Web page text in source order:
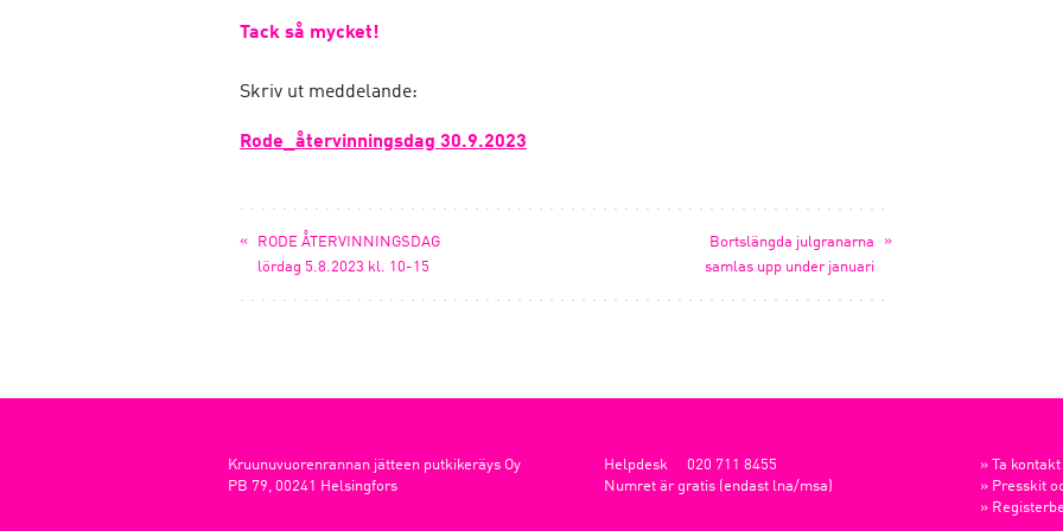
Tack så mycket!
Skriv ut meddelande:
Rode_återvinningsdag 30.9.2023
«
RODE ÅTERVINNINGSDAG
lördag 5.8.2023 kl. 10-15
Bortslängda julgranarna
samlas upp under januari
»
Kruunuvuorenrannan jätteen putkikeräys Oy
PB 79, 00241 Helsingfors
Helpdesk
020 711 8455
Numret är gratis (endast lna/msa)
» Ta kontakt
» Presskit
»